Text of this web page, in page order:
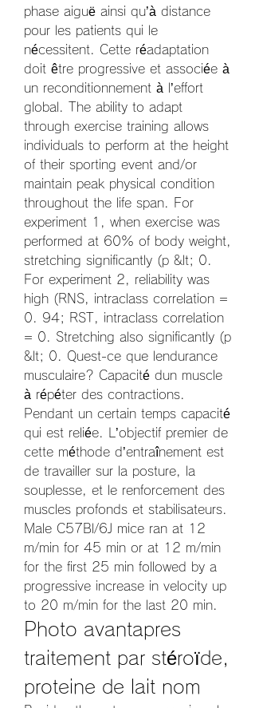
phase aiguë ainsi qu’à distance
pour les patients qui le
nécessitent. Cette réadaptation
doit être progressive et associée à
un reconditionnement à l’effort
global. The ability to adapt
through exercise training allows
individuals to perform at the height
of their sporting event and/or
maintain peak physical condition
throughout the life span. For
experiment 1, when exercise was
performed at 60% of body weight,
stretching significantly (p &lt; 0.
For experiment 2, reliability was
high (RNS, intraclass correlation =
0. 94; RST, intraclass correlation
= 0. Stretching also significantly (p
&lt; 0. Quest-ce que lendurance
musculaire? Capacité dun muscle
à répéter des contractions.
Pendant un certain temps capacité
qui est reliée. L’objectif premier de
cette méthode d’entraînement est
de travailler sur la posture, la
souplesse, et le renforcement des
muscles profonds et stabilisateurs.
Male C57Bl/6J mice ran at 12
m/min for 45 min or at 12 m/min
for the first 25 min followed by a
progressive increase in velocity up
to 20 m/min for the last 20 min.
Photo avantapres
traitement par stéroïde,
proteine de lait nom